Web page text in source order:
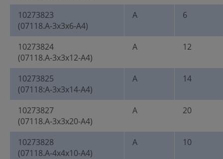
10273823
(07118.A-3x3x6-A4)
A 6
10273824
(07118.A-3x3x12-A4)
A 12
10273825
(07118:A-3x3x14-A4)
A 14
10273827
(07118.A-3x3x20-A4)
A 20
10273828
(07118.A-4x4x10-A4)
A 10